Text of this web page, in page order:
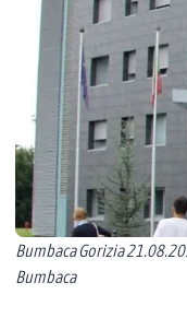
Bumbaca Gorizia
Bumbaca